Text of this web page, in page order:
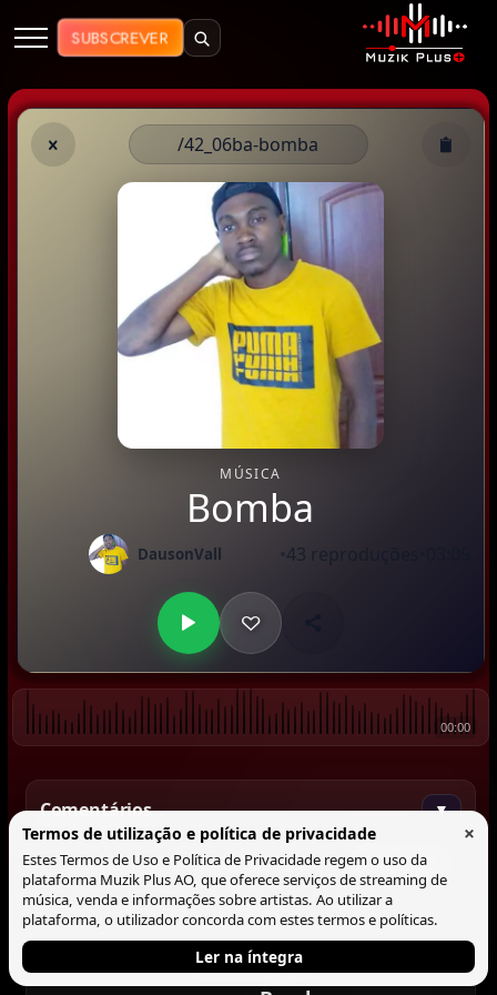
Muzik Plus AO - Streaming de
SUBSCREVER
/42_06ba-bomba
MÚSICA
Bomba
DausonVall •43 reproduções
00:00
Comentários ▼
Comentar
Tocando agora
Termos de utilização e política de privacidade ×
Estes Termos de Uso e Política de Privacidade regem o uso da
plataforma Muzik Plus AO, que oferece serviços de streaming de
música, venda e informações sobre artistas. Ao utilizar a
plataforma, o utilizador concorda com estes termos e políticas.
Ler na íntegra